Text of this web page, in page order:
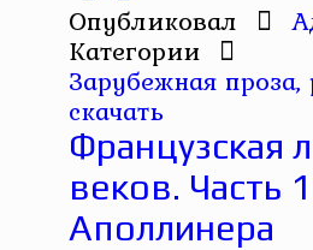
Опубликовал
Категории
Зарубежная
скачать
Французская
веков. Часть
Аполлинера